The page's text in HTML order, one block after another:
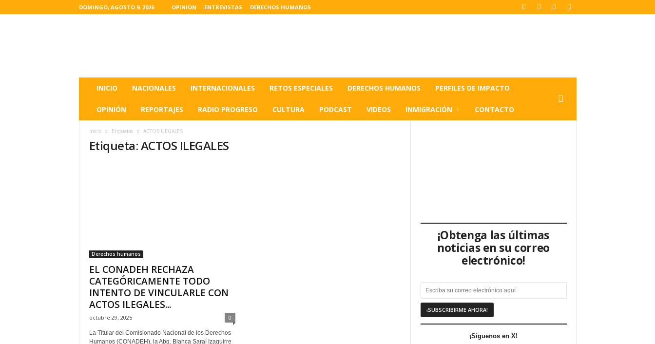
DOMINGO, AGOSTO 9, 2026 OPINION ENTREVISTAS DERECHOS HUMANOS
INICIO NACIONALES INTERNACIONALES RETOS ESPECIALES DERECHOS HUMANOS PERFILES DE IMPACTO
OPINIÓN REPORTAJES RADIO PROGRESO CULTURA PODCAST VIDEOS INMIGRACIÓN CONTACTO
Inicio Etiquetas ACTOS ILEGALES
Etiqueta: ACTOS ILEGALES
Derechos humanos
EL CONADEH RECHAZA
CATEGÓRICAMENTE TODO
INTENTO DE VINCULARLE CON
ACTOS ILEGALES...
octubre 29, 2025 0
La Titular del Comisionado Nacional de los Derechos
Humanos (CONADEH), la Abg. Blanca Saraí Izaguirre
¡Obtenga las últimas
noticias en su correo
electrónico!
¡Síguenos en X!